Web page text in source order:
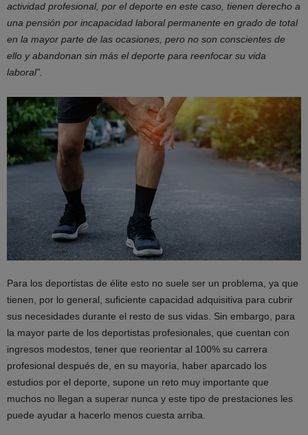
actividad profesional, por el deporte en este caso, tienen derecho a
una pensión por incapacidad laboral permanente en grado de total
en la mayor parte de las ocasiones, pero no son conscientes de
ello y abandonan sin más el deporte para reenfocar su vida
laboral”.
Para los deportistas de élite esto no suele ser un problema, ya que
tienen, por lo general, suficiente capacidad adquisitiva para cubrir
sus necesidades durante el resto de sus vidas. Sin embargo, para
la mayor parte de los deportistas profesionales, que cuentan con
ingresos modestos, tener que reorientar al 100% su carrera
profesional después de, en su mayoría, haber aparcado los
estudios por el deporte, supone un reto muy importante que
muchos no llegan a superar nunca y este tipo de prestaciones les
puede ayudar a hacerlo menos cuesta arriba.